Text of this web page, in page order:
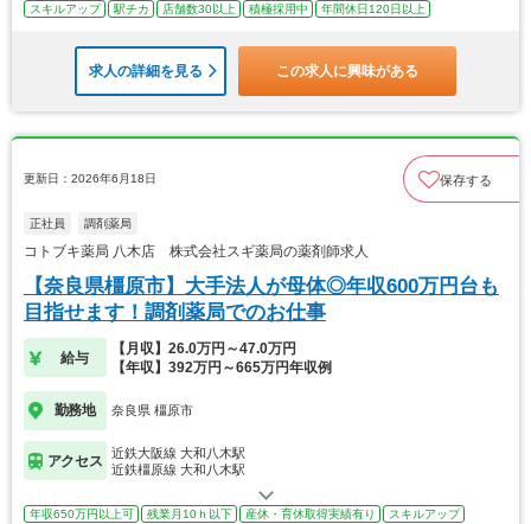
スキルアップ
駅チカ 店舗数30以上 積極採用中 年間休日120日以上
求人の詳細を見る この求人に興味がある
更新日：2026年6月18日 保存する
正社員 調剤薬局
コトブキ薬局 八木店 株式会社スギ薬局の薬剤師求人
【奈良県橿原市】大手法人が母体◎年収600万円台も
目指せます！調剤薬局でのお仕事
給与
【月収】26.0万円～47.0万円
【年収】392万円～665万円年収例
勤務地 奈良県 橿原市
アクセス
近鉄大阪線 大和八木駅
近鉄橿原線 大和八木駅
年収650万円以上可 残業月10ｈ以下 産休・育休取得実績有り
スキルアップ